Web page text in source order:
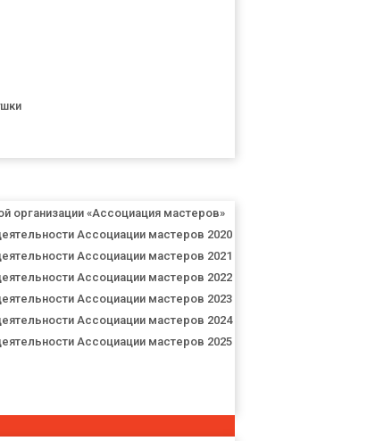
организации «Ассоциация мастеров»
Ассоциации мастеров 2020
Ассоциации мастеров 2021
Ассоциации мастеров 2022
Ассоциации мастеров 2023
Ассоциации мастеров 2024
Ассоциации мастеров 2025